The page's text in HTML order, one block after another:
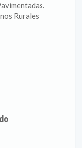
Rurales